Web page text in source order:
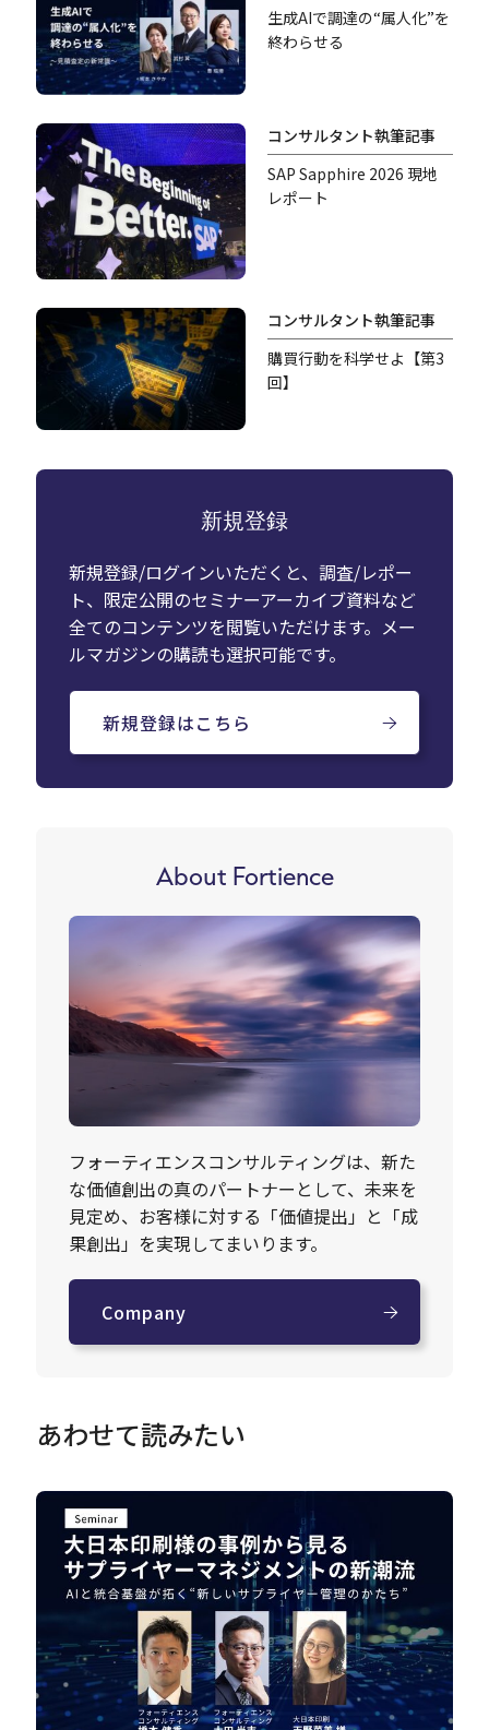
生成AIで調達の“属人化”を
終わらせる
コンサルタント執筆記事
SAP Sapphire 2026 現地
レポート
コンサルタント執筆記事
購買行動を科学せよ【第3
回】
新規登録
新規登録/ログインいただくと、調査/レポー
ト、限定公開のセミナーアーカイブ資料など
全てのコンテンツを閲覧いただけます。メー
ルマガジンの購読も選択可能です。
新規登録はこちら
About Fortience
フォーティエンスコンサルティングは、新た
な価値創出の真のパートナーとして、未来を
見定め、お客様に対する「価値提出」と「成
果創出」を実現してまいります。
Company
あわせて読みたい